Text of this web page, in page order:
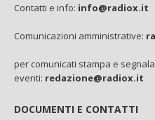
Contatti e info: info@radiox.it
Comunicazioni amministrative:
per comunicati stampa e
eventi: redazione@radiox.it
DOCUMENTI E CONTATTI